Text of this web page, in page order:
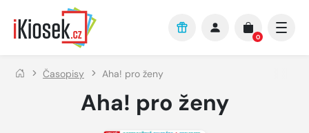
Přejít na hlavní obsah
0
Časopisy Aha! pro ženy
Aha! pro ženy